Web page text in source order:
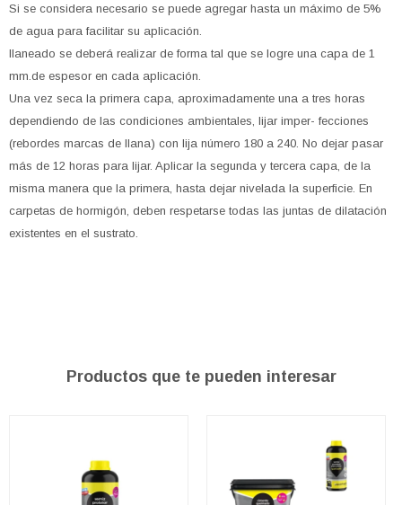
Si se considera necesario se puede agregar hasta un máximo de 5%
de agua para facilitar su aplicación.
llaneado se deberá realizar de forma tal que se logre una capa de 1
mm.de espesor en cada aplicación.
Una vez seca la primera capa, aproximadamente una a tres horas
dependiendo de las condiciones ambientales, lijar imper- fecciones
(rebordes marcas de llana) con lija número 180 a 240. No dejar pasar
más de 12 horas para lijar. Aplicar la segunda y tercera capa, de la
misma manera que la primera, hasta dejar nivelada la superficie. En
carpetas de hormigón, deben respetarse todas las juntas de dilatación
existentes en el sustrato.
Productos que te pueden interesar